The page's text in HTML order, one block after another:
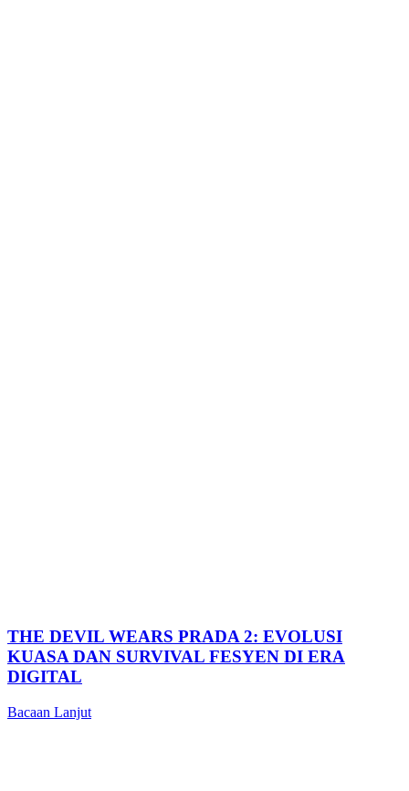
THE DEVIL WEARS PRADA 2: EVOLUSI
KUASA DAN SURVIVAL FESYEN DI ERA
DIGITAL
Bacaan Lanjut